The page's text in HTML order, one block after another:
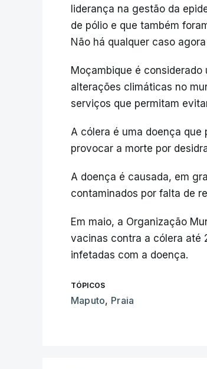
liderança na gestão da
de pólio e que também
Não há qualquer caso
Moçambique é
alterações climáticas no
serviços que permitam
A cólera é uma doença
provocar a morte por
A doença é causada, em
contaminados por falta de
Em maio, a Organização
vacinas contra a cólera até
infetadas com a doença.
TÓPICOS
Maputo, Praia